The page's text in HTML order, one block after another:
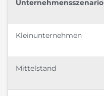
Unternehmensszenario
Kleinunternehmen
Mittelstand